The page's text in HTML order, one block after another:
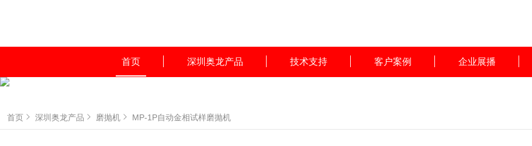
首页 深圳奥龙产品 技术支持 客户案例 企业展播
首页 深圳奥龙产品 磨抛机 MP-1P自动金相试样磨抛机